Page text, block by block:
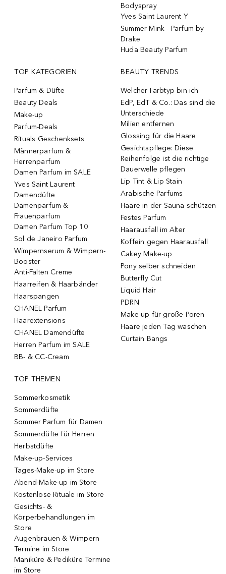
Bodyspray
Yves Saint Laurent Y
Summer Mink - Parfum by
Drake
Huda Beauty Parfum
TOP KATEGORIEN
Parfum & Düfte
Beauty Deals
Make-up
Parfum-Deals
Rituals Geschenksets
Männerparfum &
Herrenparfum
Damen Parfum im SALE
Yves Saint Laurent
Damendüfte
Damenparfum &
Frauenparfum
Damen Parfum Top 10
Sol de Janeiro Parfum
Wimpernserum & Wimpern-
Booster
Anti-Falten Creme
Haarreifen & Haarbänder
Haarspangen
CHANEL Parfum
Haarextensions
CHANEL Damendüfte
Herren Parfum im SALE
BB- & CC-Cream
BEAUTY TRENDS
Welcher Farbtyp bin ich
EdP, EdT & Co.: Das sind die
Unterschiede
Milien entfernen
Glossing für die Haare
Gesichtspflege: Diese
Reihenfolge ist die richtige
Dauerwelle pflegen
Lip Tint & Lip Stain
Arabische Parfums
Haare in der Sauna schützen
Festes Parfum
Haarausfall im Alter
Koffein gegen Haarausfall
Cakey Make-up
Pony selber schneiden
Butterfly Cut
Liquid Hair
PDRN
Make-up für große Poren
Haare jeden Tag waschen
Curtain Bangs
TOP THEMEN
Sommerkosmetik
Sommerdüfte
Sommer Parfum für Damen
Sommerdüfte für Herren
Herbstdüfte
Make-up-Services
Tages-Make-up im Store
Abend-Make-up im Store
Kostenlose Rituale im Store
Gesichts- &
Körperbehandlungen im
Store
Augenbrauen & Wimpern
Termine im Store
Maniküre & Pediküre Termine
im Store